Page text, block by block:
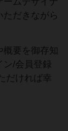
だきながら
概要を御存知
ン/会員登録
だければ幸